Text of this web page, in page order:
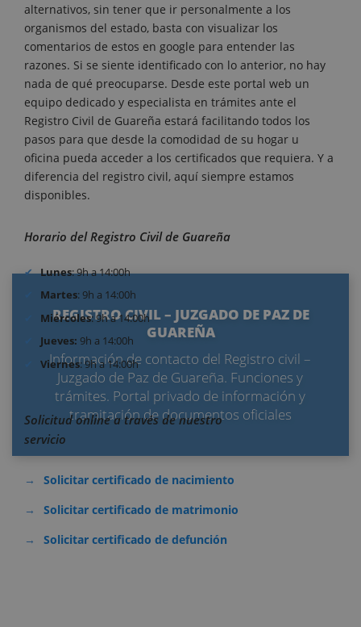
REGISTRO CIVIL – JUZGADO DE PAZ DE
GUAREÑA
Información de contacto del Registro civil –
Juzgado de Paz de Guareña. Funciones y
trámites. Portal privado de información y
tramitación de documentos oficiales
alternativos, sin tener que ir personalmente a los
organismos del estado, basta con visualizar los
comentarios de estos en google para entender las
razones. Si se siente identificado con lo anterior, no hay
nada de qué preocuparse. Desde este portal web un
equipo dedicado y especialista en trámites ante el
Registro Civil de Guareña estará facilitando todos los
pasos para que desde la comodidad de su hogar u
oficina pueda acceder a los certificados que requiera. Y a
diferencia del registro civil, aquí siempre estamos
disponibles.
Horario del Registro Civil de Guareña
Lunes: 9h a 14:00h
Martes: 9h a 14:00h
Miércoles: 9h a 14:00h
Jueves: 9h a 14:00h
Viernes: 9h a 14:00h
Solicitud online a través de nuestro
servicio
Solicitar certificado de nacimiento
Solicitar certificado de matrimonio
Solicitar certificado de defunción